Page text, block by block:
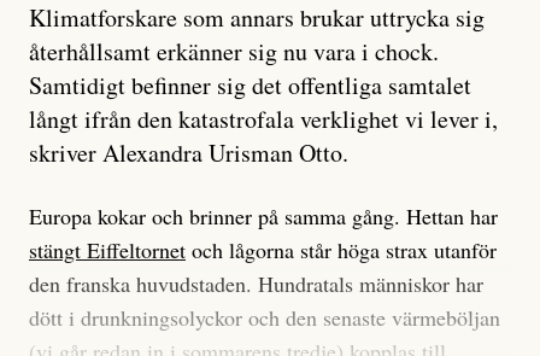
Klimatforskare som annars brukar uttrycka sig
återhållsamt erkänner sig nu vara i chock.
Samtidigt befinner sig det offentliga samtalet
långt ifrån den katastrofala verklighet vi lever i,
skriver Alexandra Urisman Otto.
Europa kokar och brinner på samma gång. Hettan har
stängt Eiffeltornet och lågorna står höga strax utanför
den franska huvudstaden. Hundratals människor har
dött i drunkningsolyckor och den senaste värmeböljan